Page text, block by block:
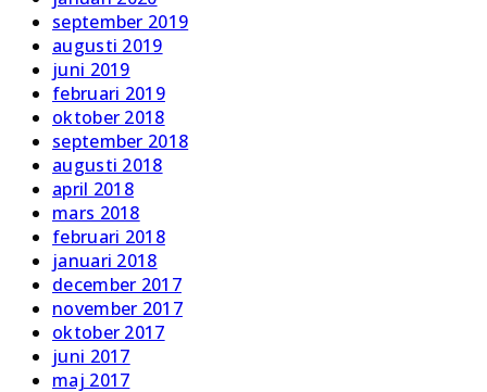
september 2019
augusti 2019
juni 2019
februari 2019
oktober 2018
september 2018
augusti 2018
april 2018
mars 2018
februari 2018
januari 2018
december 2017
november 2017
oktober 2017
juni 2017
maj 2017